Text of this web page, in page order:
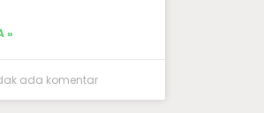
»
ada komentar